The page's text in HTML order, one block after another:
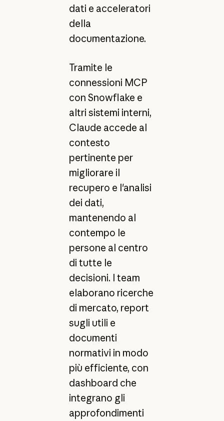
dati e acceleratori
della
documentazione.
Tramite le
connessioni MCP
con Snowflake e
altri sistemi interni,
Claude accede al
contesto
pertinente per
migliorare il
recupero e l'analisi
dei dati,
mantenendo al
contempo le
persone al centro
di tutte le
decisioni. I team
elaborano ricerche
di mercato, report
sugli utili e
documenti
normativi in modo
più efficiente, con
dashboard che
integrano gli
approfondimenti